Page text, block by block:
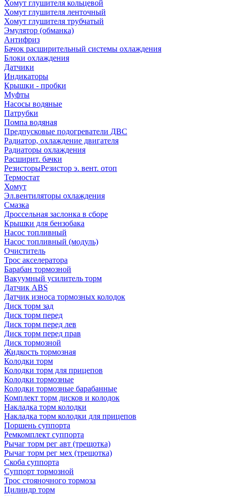
Хомут глушителя кольцевой
Хомут глушителя ленточный
Хомут глушителя трубчатый
Эмулятор (обманка)
Антифриз
Бачок расширительный системы охлаждения
Блоки охлаждения
Датчики
Индикаторы
Крышки - пробки
Муфты
Насосы водяные
Патрубки
Помпа водяная
Предпусковые подогреватели ДВС
Радиатор, охлаждение двигателя
Радиаторы охлаждения
Расширит. бачки
РезисторыРезистор э. вент. отоп
Термостат
Хомут
Эл.вентиляторы охлаждения
Смазка
Дроссельная заслонка в сборе
Крышки для бензобака
Насос топливный
Насос топливный (модуль)
Очиститель
Трос акселератора
Барабан тормозной
Вакуумный усилитель торм
Датчик ABS
Датчик износа тормозных колодок
Диск торм зад
Диск торм перед
Диск торм перед лев
Диск торм перед прав
Диск тормозной
Жидкость тормозная
Колодки торм
Колодки торм для прицепов
Колодки тормозные
Колодки тормозные барабанные
Комплект торм дисков и колодок
Накладка торм колодки
Накладка торм колодки для прицепов
Поршень суппорта
Ремкомплект суппорта
Рычаг торм рег авт (трещотка)
Рычаг торм рег мех (трещотка)
Скоба суппорта
Суппорт тормозной
Трос стояночного тормоза
Цилиндр торм